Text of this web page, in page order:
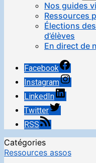
Nos guides
Ressources
Élections
d’élèves
En direct de
Facebook
Instagram
LinkedIn
Twitter
RSS
Catégories
Ressources assos